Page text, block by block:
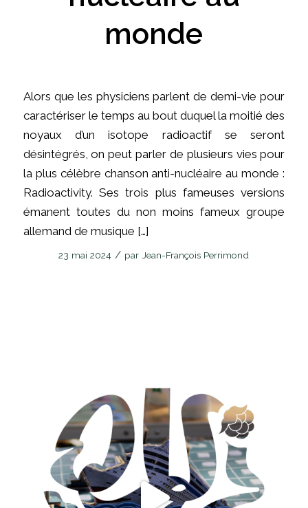
monde
Alors que les physiciens parlent de demi-vie pour
caractériser le temps au bout duquel la moitié des
noyaux d’un isotope radioactif se seront
désintégrés, on peut parler de plusieurs vies pour
la plus célèbre chanson anti-nucléaire au monde :
Radioactivity. Ses trois plus fameuses versions
émanent toutes du non moins fameux groupe
allemand de musique […]
23 mai 2024 / par Jean-François Perrimond